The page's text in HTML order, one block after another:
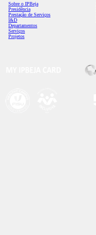
Sobre o IPBeja
Presidência
Prestação de Serviços
I&D
Departamentos
Serviços
Projetos